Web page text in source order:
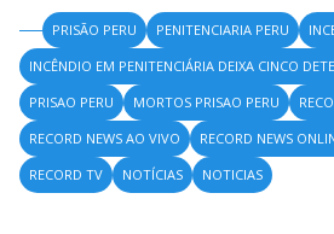
PRISÃO PERU PENITENCIARIA PERU
INCÊNDIO EM PENITENCIÁRIA DEIXA CINCO
PRISAO PERU
MORTOS PRISAO PERU
RECORD NEWS AO VIVO
RECORD NEWS
RECORD TV
NOTÍCIAS NOTICIAS